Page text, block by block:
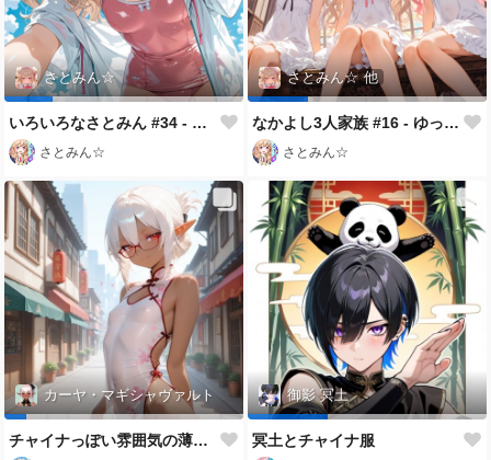
さとみん☆
いろいろなさとみん #34 - Noginowa Experimental
さとみん☆
さとみん☆ 他
なかよし3人家族 #16 - ゆっくり過ごしたGW♡
さとみん☆
カーヤ・マギシャヴァルト
チャイナっぽい雰囲気の薄い布
御影 冥土
冥土とチャイナ服